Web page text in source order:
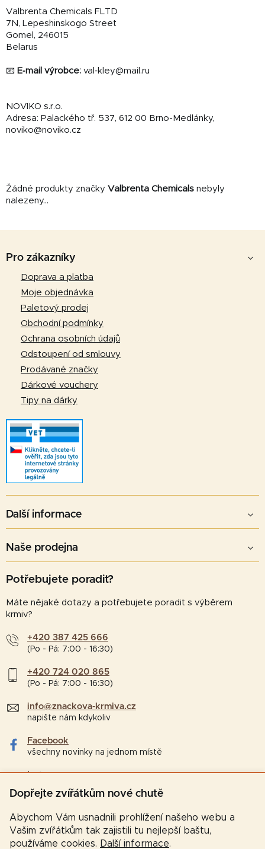
Dopřejte zvířátkům nové chutě
Abychom Vám usnadnili prohlížení našeho webu a
Vašim zvířátkům tak zajistili tu nejlepší baštu,
používáme cookies. Další informace.
Valbrenta Chemicals FLTD
7N, Lepeshinskogo Street
Gomel, 246015
Belarus
📧 E‑mail výrobce: val‑kley@mail.ru
NOVIKO s.r.o.
Adresa: Palackého tř. 537, 612 00 Brno-Medlánky,
noviko@noviko.cz
Žádné produkty značky Valbrenta Chemicals nebyly
nalezeny...
Pro zákazníky
Doprava a platba
Moje objednávka
Paletový prodej
Obchodní podmínky
Ochrana osobních údajů
Odstoupení od smlouvy
Prodávané značky
Dárkové vouchery
Tipy na dárky
Další informace
Naše prodejna
Potřebujete poradit?
Máte nějaké dotazy a potřebujete poradit s výběrem
krmiv?
+420 387 425 666
(Po - Pá: 7:00 - 16:30)
+420 724 020 865
(Po - Pá: 7:00 - 16:30)
info@znackova-krmiva.cz
napište nám kdykoliv
Facebook
všechny novinky na jednom místě
Instagram
tipy a zajímavosti pro chovatele